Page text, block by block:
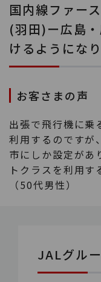
国内線ファー
(羽田)ー広島
けるようにな
お客さまの声
出張で飛行機に乗
利用するのですが
市にしか設定があ
トクラスを利用す
（50代男性）
JALグル